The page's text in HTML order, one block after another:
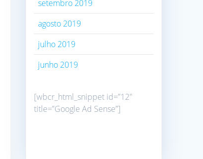
setembro 2019
agosto 2019
julho 2019
junho 2019
[wbcr_html_snippet id=”12″
title=”Google Ad Sense”]